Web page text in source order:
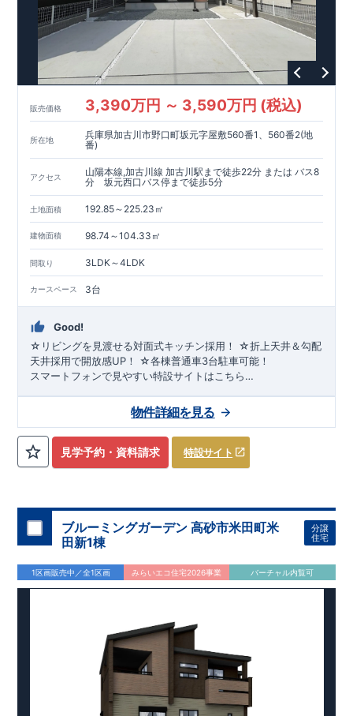
販売価格 3,390万円 ～ 3,590万円 (税込)
所在地
兵庫県加古川市野口町坂元字屋敷560番1、560番2(地
番)
アクセス
山陽本線,加古川線 加古川駅まで徒歩22分 または バス8
分 坂元西口バス停まで徒歩5分
土地面積 192.85～225.23㎡
建物面積 98.74～104.33㎡
間取り 3LDK～4LDK
カースペース 3台
Good!
☆リビングを見渡せる対面式キッチン採用！ ☆折上天井＆勾配
天井採用で開放感UP！ ☆各棟普通車3台駐車可能！
スマートフォンで見やすい特設サイトはこちら
見学予約・資料請求 特設サイト
物件詳細を見る
ブルーミングガーデン 高砂市米田町米
田新1棟
分譲
住宅
1区画販売中／全1区画 みらいエコ住宅2026事業 バーチャル内覧可